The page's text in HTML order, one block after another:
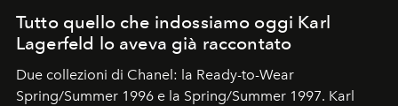
Tutto quello che indossiamo oggi Karl
Lagerfeld lo aveva già raccontato
Due collezioni di Chanel: la Ready-to-Wear
Spring/Summer 1996 e la Spring/Summer 1997. Karl